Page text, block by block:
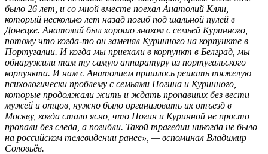
было 26 лет, и со мной вместе поехал Анатолий Клян,
который несколько лет назад погиб под шальной пулей в
Донецке. Анатолий был хорошо знаком с семьей Куринного,
потому что когда-то он заменял Куринного на корпункте в
Португалии. И когда мы приехали в корпункт в Белград, мы
обнаружили там ту самую аппаратуру из португальского
корпункта. И нам с Анатолием пришлось решать тяжелую
психологически проблему с семьями Ногина и Куринного,
которые продолжали жить и ждать пропавших без вести
мужей и отцов, нужно было организовать их отъезд в
Москву, когда стало ясно, что Ногин и Куринной не просто
пропали без следа, а погибли. Такой трагедии никогда не было
на российском телевидении ранее», — вспоминал Владимир
Соловьёв.